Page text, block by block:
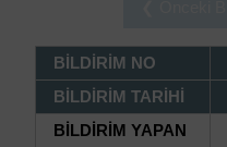
BİLDİRİM NO
BİLDİRİM TARİHİ
BİLDİRİM YAPAN